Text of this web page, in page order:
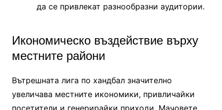
да се привлекат разнообразни аудитории.
Икономическо въздействие върху
местните райони
Вътрешната лига по хандбал значително
увеличава местните икономики, привличайки